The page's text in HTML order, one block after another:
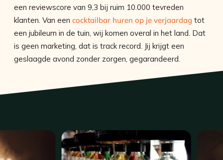
een reviewscore van 9,3 bij ruim 10.000 tevreden
klanten. Van een cocktailbar huren op je verjaardag tot
een jubileum in de tuin, wij komen overal in het land. Dat
is geen marketing, dat is track record. Jij krijgt een
geslaagde avond zonder zorgen, gegarandeerd.